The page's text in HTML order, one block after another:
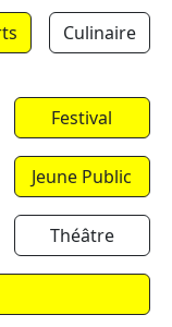
Culinaire
Festival
Jeune Public
Théâtre